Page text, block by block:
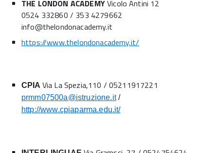
THE LONDON ACADEMYVicolo Antini 12
0524 332860 / 353 4279662
info@thelondonacademy.it
https://www.thelondonacademy.it/
CPIA Via La Spezia,110 / 05211917221
prmm07500a@istruzione.it/
http://www.cpiaparma.edu.it/